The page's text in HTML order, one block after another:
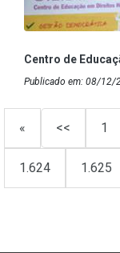
Centro de
Publicado em: 08/12/
« << 1
1.624 1.625